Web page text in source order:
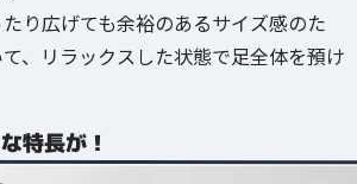
り広げても余裕のあるサイズ感のた
、リラックスした状態で足全体を預け
特長が！